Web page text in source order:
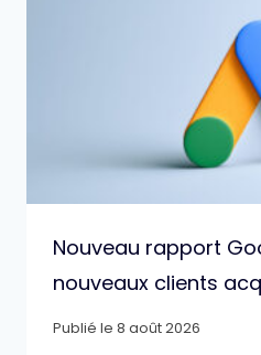
Nouveau rapport
nouveaux clients
Publié le 8 août 2026